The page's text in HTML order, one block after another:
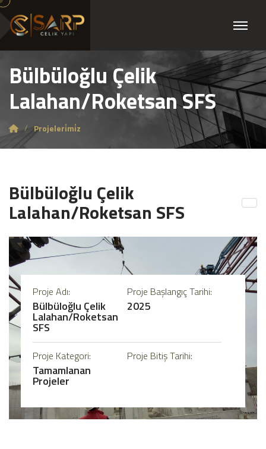
Bülbüloğlu Çelik
Lalahan/Roketsan SFS
Projeleri̇mi̇z
Bülbüloğlu Çelik
Lalahan/Roketsan SFS
Proje Adı:
Bülbüloğlu Çelik
Lalahan/Roketsan
SFS
Proje Başlangıç Tarihi:
2025
Proje Kategori:
Tamamlanan
Projeler
Proje Bitiş Tarihi: